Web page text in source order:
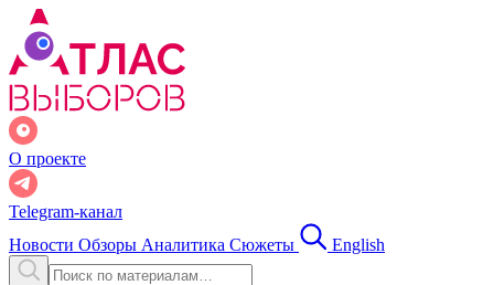
О проекте
Telegram-канал
Новости Обзоры Аналитика Сюжеты English